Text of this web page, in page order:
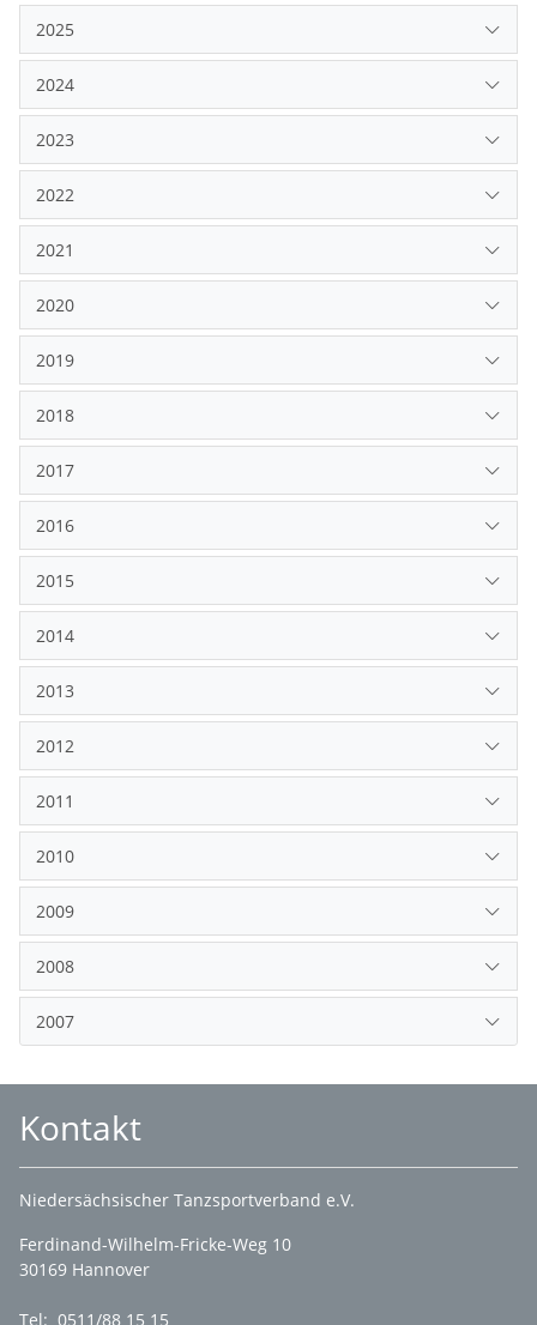
2025
2024
2023
2022
2021
2020
2019
2018
2017
2016
2015
2014
2013
2012
2011
2010
2009
2008
2007
Kontakt
Niedersächsischer Tanzsportverband e.V.
Ferdinand-Wilhelm-Fricke-Weg 10
30169 Hannover
Tel: 0511/88 15 15